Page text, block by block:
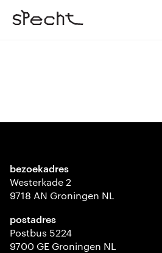
bezoekadres
Westerkade 2
9718 AN Groningen NL
postadres
Postbus 5224
9700 GE Groningen NL